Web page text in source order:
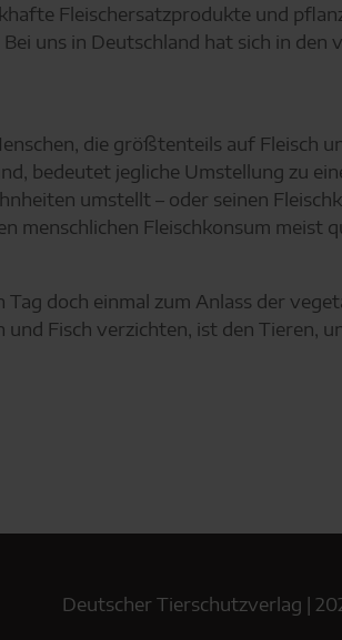
Fleischersatzprodukte und
uns in Deutschland hat sich in
die größtenteils auf Fleisch
bedeutet jegliche Umstellung zu
umstellt – oder seinen
Fleischkonsum meist
Tag doch einmal zum Anlass der
und Fisch verzichten, ist den
Deutscher Tierschutzverlag |